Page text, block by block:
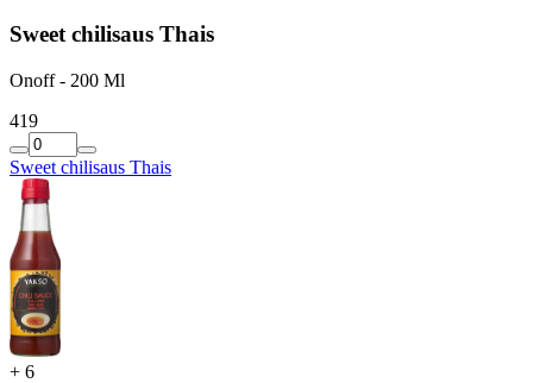
Sweet chilisaus Thais
Onoff - 200 Ml
419
Sweet chilisaus Thais
+ 6